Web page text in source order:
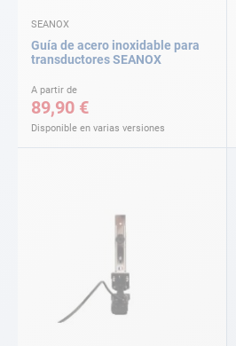
SEANOX
Guía de acero inoxidable para
transductores SEANOX
A partir de
89,90 €
Disponible en varias versiones